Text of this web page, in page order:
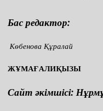
Бас редактор:
Көбенова Құралай
ЖҰМАҒАЛИҚЫЗЫ
Сайт әкімшісі: